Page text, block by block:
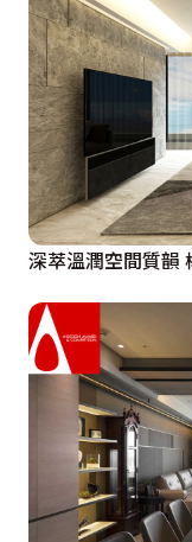
深萃溫潤空間質韻